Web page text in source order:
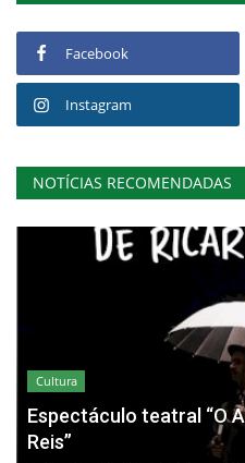
Facebook
Instagram
NOTÍCIAS RECOMENDADAS
Cultura
Espectáculo teatral “O
Reis”